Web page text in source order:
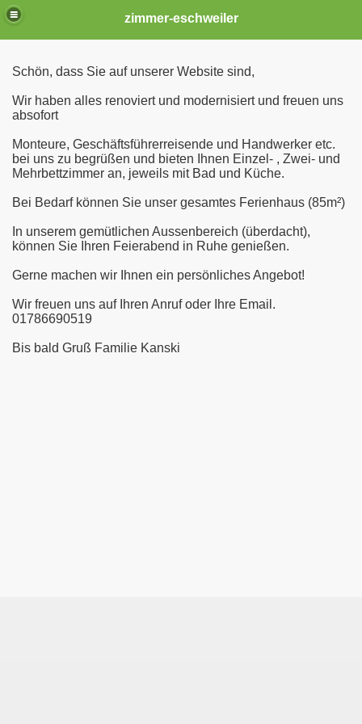
zimmer-eschweiler
Schön, dass Sie auf unserer Website sind,
Wir haben alles renoviert und modernisiert und freuen uns
absofort
Monteure, Geschäftsführerreisende und Handwerker etc.
bei uns zu begrüßen und bieten Ihnen Einzel- , Zwei- und
Mehrbettzimmer an, jeweils mit Bad und Küche.
Bei Bedarf können Sie unser gesamtes Ferienhaus (85m²)
In unserem gemütlichen Aussenbereich (überdacht),
können Sie Ihren Feierabend in Ruhe genießen.
Gerne machen wir Ihnen ein persönliches Angebot!
Wir freuen uns auf Ihren Anruf oder Ihre Email.
01786690519
Bis bald Gruß Familie Kanski